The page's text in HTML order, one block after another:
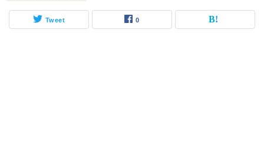
Tweet 0